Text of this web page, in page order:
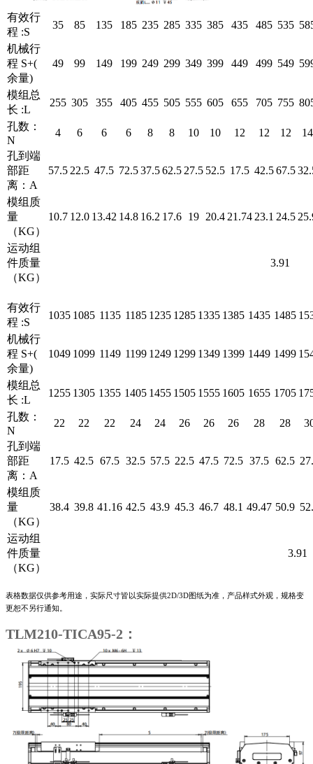
有效行
程 :S
35 85 135 185 235 285 335 385 435 485 535
机械行
程 S+(
余量)
49 99 149 199 249 299 349 399 449 499 549
模组总
长 :L
255 305 355 405 455 505 555 605 655 705 755
孔数：
N
4 6 6 6 8 8 10 10 12 12 12
14
孔到端
部距
离：A
57.5 22.5 47.5 72.537.562.5 27.5 52.5 17.5 42.567.5
模组质
量
（KG）
10.7 12.0 13.42 14.8 16.2 17.6 19 20.4 21.74 23.1 24.5
运动组
件质量
（KG）
3.91
有效行
程 :S
1035 1085 1135 1185 1235 1285 1335 1385 1435 1485
机械行
程 S+(
余量)
1049 1099 1149 1199 1249 1299 1349 1399 1449 1499
模组总
长 :L
1255 1305 1355 1405 1455 1505 1555 1605 1655 1705
孔数：
N
22 22 22 24 24 26 26 26 28 28
孔到端
部距
离：A
17.5 42.5 67.5 32.5 57.5 22.5 47.5 72.5 37.5 62.5
模组质
量
（KG）
38.4 39.8 41.16 42.5 43.9 45.3 46.7 48.1 49.47 50.9
运动组
件质量
（KG）
3.91
表格数据仅供参考用途，实际尺寸皆以实际提供2D/3D图纸为准，产品样式外观，规格变
更恕不另行通知。
TLM210-TICA95-2：